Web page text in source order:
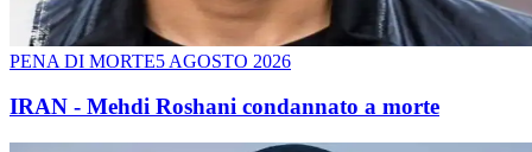
PENA DI MORTE5 AGOSTO 2026
IRAN - Mehdi Roshani condannato a morte